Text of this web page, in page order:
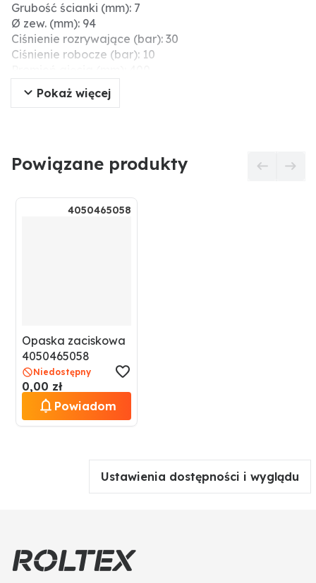
Grubość ścianki (mm): 7
Ø zew. (mm): 94
Ciśnienie rozrywające (bar): 30
Ciśnienie robocze (bar): 10
Ø wew. (mm): 80
Typ węża: gumowy wąż ssący i ciśnieniowy
Długość rolki (m): 40
Pokaż więcej
Powiązane produkty
4050465058
Opaska zaciskowa
4050465058
Niedostępny
0,00 zł
Powiadom
Ustawienia dostępności i wyglądu